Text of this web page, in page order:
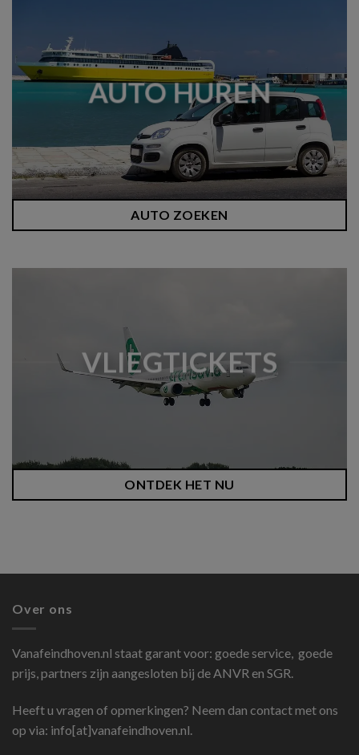
AUTO HUREN
AUTO ZOEKEN
VLIEGTICKETS
ONTDEK HET NU
Over ons
Vanafeindhoven.nl staat garant voor: goede service, goede
prijs, partners zijn aangesloten bij de ANVR en SGR.
Heeft u vragen of opmerkingen? Neem dan contact met ons
op via: info[at]vanafeindhoven.nl.